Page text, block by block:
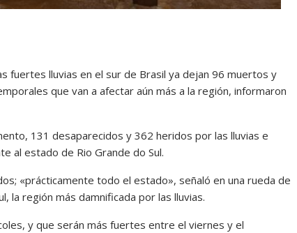
fuertes lluvias en el sur de Brasil ya dejan 96 muertos y
que van a afectar aún más a la región, informaron
131 desaparecidos y 362 heridos por las lluvias e
al estado de Rio Grande do Sul.
«prácticamente todo el estado», señaló en una rueda de
la región más damnificada por las lluvias.
y que serán más fuertes entre el viernes y el